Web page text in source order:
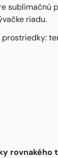
riadu.
rovnakého